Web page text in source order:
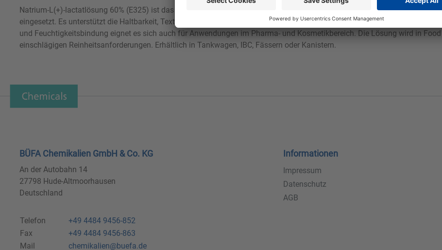
Natrium-L(+)-lactatlösung 60% (E325) ist das Natriumsalz der Milchsäure und wird als pH-Regulator, Feuchthaltemittel
eingesetzt. Es unterstützt die Haltbarkeit, Textur und mikrobiologische Stabilität von Produkten wie Fleischwaren,
und Feuchtigkeitsbindung eignet es sich auch für Anwendungen im Pharma- und Kosmetikbereich. Die Lösung wird in
einschlägigen Reinheitsanforderungen. Erhältlich in Tankwagen, IBC, Fässern oder Kanistern.
BÜFA Chemikalien GmbH & Co. KG
An der Autobahn 14
27798 Hude-Altmoorhausen
Deutschland
Telefon
+49 4484 9456-852
Fax
+49 4484 9456-863
Mail
chemikalien@buefa.de
Informationen
Impressum
Datenschutz
AGB